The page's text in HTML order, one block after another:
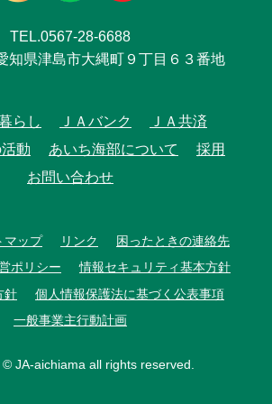
TEL.0567-28-6688
知県津島市大縄町９丁目６３番地
らし ＪＡバンク
ＪＡ共済
動
あいち海部について
採用
お問い合わせ
マップ リンク
困ったときの連絡先
ポリシー
情報セキュリティ基本方針
針
個人情報保護法に基づく公表事項
一般事業主行動計画
JA-aichiama all rights reserved.